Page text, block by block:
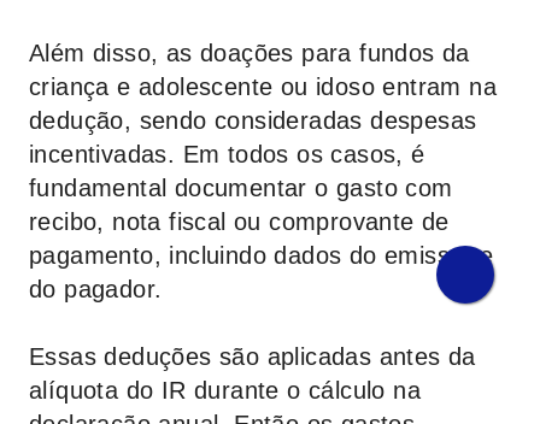
Além disso, as doações para fundos da
criança e adolescente ou idoso entram na
dedução, sendo consideradas despesas
incentivadas. Em todos os casos, é
fundamental documentar o gasto com
recibo, nota fiscal ou comprovante de
pagamento, incluindo dados do emissor e
do pagador.
Essas deduções são aplicadas antes da
alíquota do IR durante o cálculo na